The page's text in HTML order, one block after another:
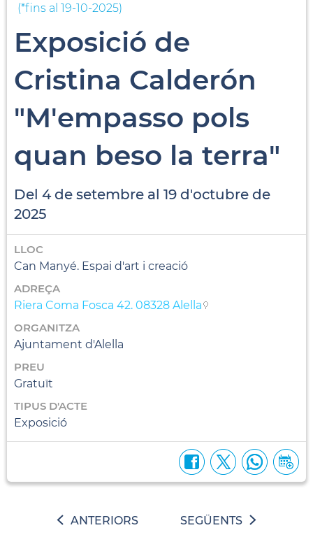
(*fins al 19-10-2025)
Exposició de
Cristina Calderón
"M'empasso pols
quan beso la terra"
Del 4 de setembre al 19 d'octubre de
2025
LLOC
Can Manyé. Espai d'art i creació
ADREÇA
Riera Coma Fosca 42. 08328 Alella
ORGANITZA
Ajuntament d'Alella
PREU
Gratuït
TIPUS D'ACTE
Exposició
ANTERIORS SEGÜENTS